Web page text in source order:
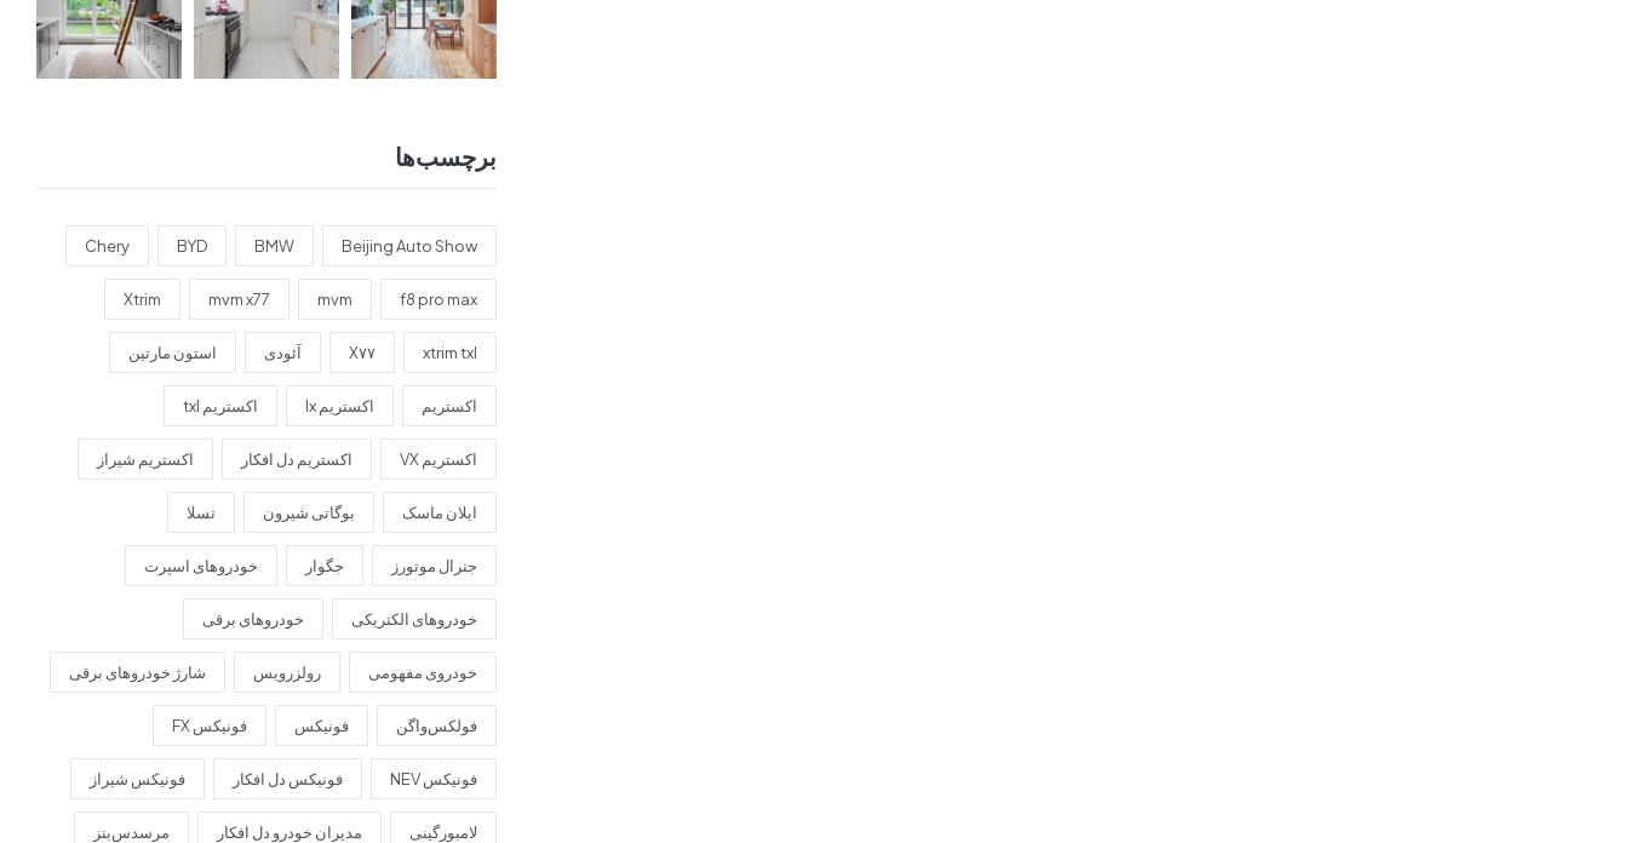
برچسب‌ها
Beijing Auto Show
BMW
BYD
Chery
f8 pro max
mvm
mvm x77
Xtrim
xtrim txl X۷۷ آئودی استون مارتین
اکستریم اکستریم lx اکستریم txl
اکستریم VX اکستریم دل افکار اکستریم شیراز
ایلان ماسک بوگاتی شیرون تسلا
جنرال موتورز جگوار خودروهای اسپرت
خودروهای الکتریکی خودروهای برقی
خودروی مفهومی رولزرویس شارژ خودروهای برقی
فولکس‌واگن فونیکس فونیکس FX
فونیکس NEV فونیکس دل افکار فونیکس شیراز
لامبورگینی مدیران خودرو دل افکار مرسدس‌بنز